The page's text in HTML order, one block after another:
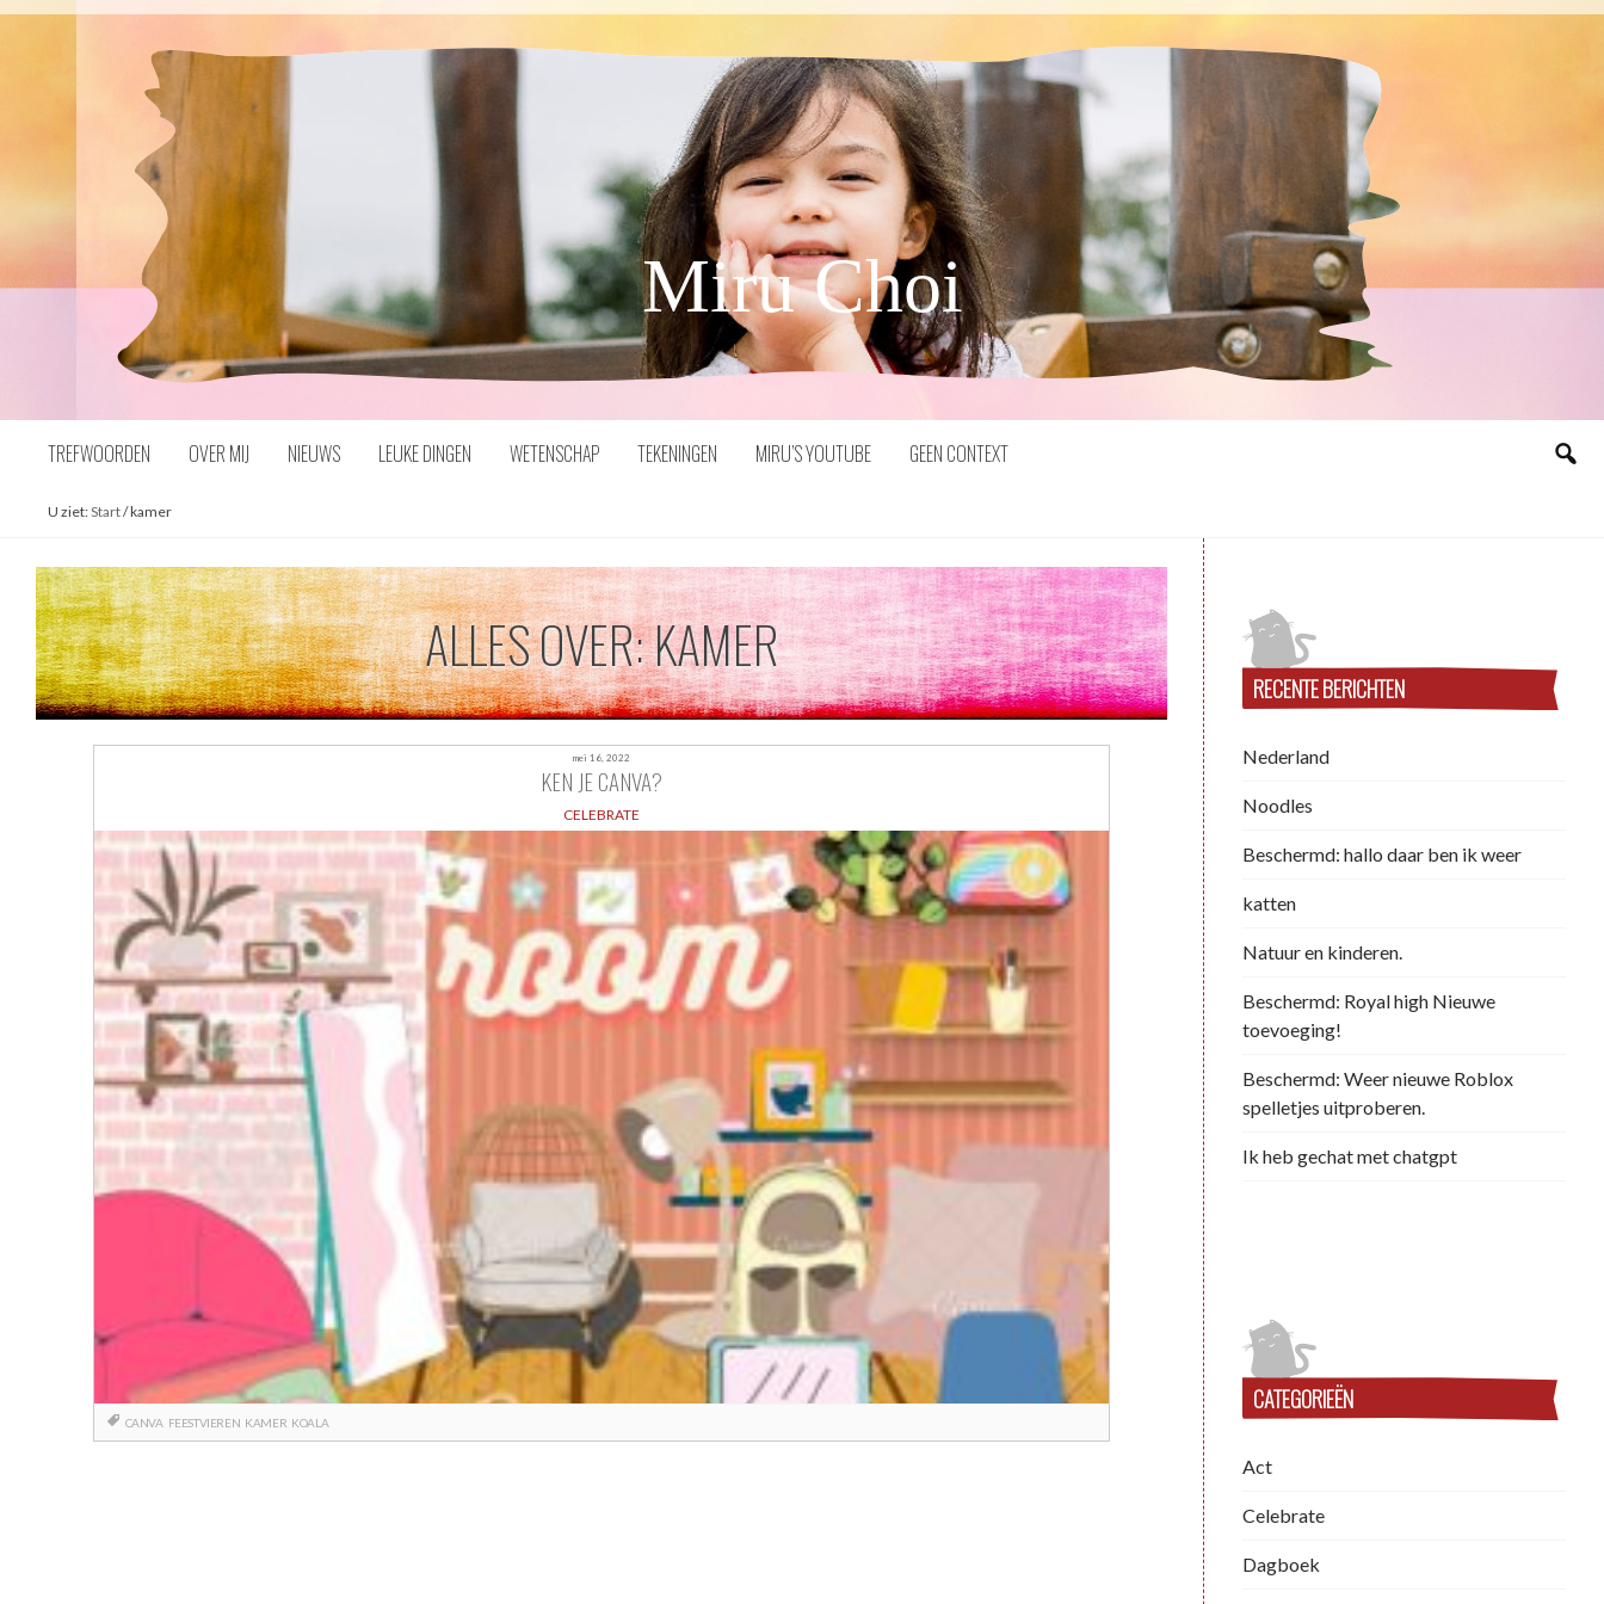
Naar
Miru Choi
TREFWOORDEN OVER MIJ NIEUWS LEUKE DINGEN WETENSCHAP TEKENINGEN MIRU’S YOUTUBE GEEN CONTEXT
U ziet:Start/kamer
ALLES OVER: KAMER
mei 16, 2022
KEN JE CANVA?
CELEBRATE
CANVA FEESTVIEREN KAMER KOALA
RECENTE BERICHTEN
Nederland
Noodles
Beschermd: hallo daar ben ik weer
katten
Natuur en kinderen.
Beschermd: Royal high Nieuwe
toevoeging!
Beschermd: Weer nieuwe Roblox
spelletjes uitproberen.
Ik heb gechat met chatgpt
CATEGORIEËN
Act
Celebrate
Dagboek